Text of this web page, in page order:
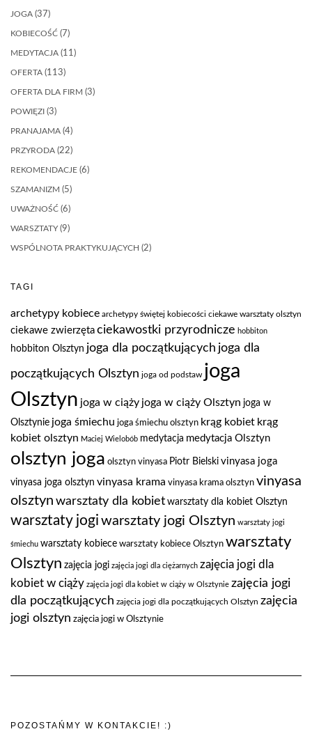
JOGA (37)
KOBIECOŚĆ (7)
MEDYTACJA (11)
OFERTA (113)
OFERTA DLA FIRM (3)
POWIĘZI (3)
PRANAJAMA (4)
PRZYRODA (22)
REKOMENDACJE (6)
SZAMANIZM (5)
UWAŻNOŚĆ (6)
WARSZTATY(9)
WSPÓLNOTA PRAKTYKUJĄCYCH (2)
TAGI
archetypy kobiece archetypy świętej kobiecości ciekawe warsztaty olsztyn
ciekawe zwierzęta ciekawostki przyrodnicze hobbiton
hobbiton Olsztyn joga dla początkujących joga dla
początkujących Olsztyn joga od podstaw joga
Olsztyn joga w ciąży joga w ciąży Olsztyn joga w
Olsztynie joga śmiechu joga śmiechu olsztyn krąg kobiet krąg
kobiet olsztyn Maciej Wielobób medytacja medytacja Olsztyn
olsztyn joga olsztyn vinyasa Piotr Bielski vinyasa joga
vinyasa joga olsztyn vinyasa krama vinyasa krama olsztyn vinyasa
olsztyn warsztaty dla kobiet warsztaty dla kobiet Olsztyn
warsztaty jogi warsztaty jogi Olsztyn warsztaty jogi
śmiechu warsztaty kobiece warsztaty kobiece Olsztyn warsztaty
Olsztyn zajęcia jogi zajęcia jogi dla ciężarnych zajęcia jogi dla
kobiet w ciąży zajęcia jogi dla kobiet w ciąży w Olsztynie zajęcia jogi
dla początkujących zajęcia jogi dla początkujących Olsztyn zajęcia
jogi olsztyn zajęcia jogi w Olsztynie
POZOSTAŃMY W KONTAKCIE! :)